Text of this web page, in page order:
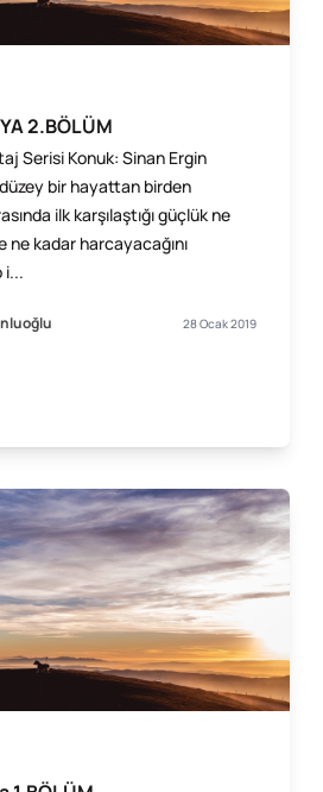
2.BÖLÜM
Serisi Konuk: Sinan Ergin
bir hayattan birden
ilk karşılaştığı güçlük ne
ne kadar harcayacağını
i...
28 Ocak 2019